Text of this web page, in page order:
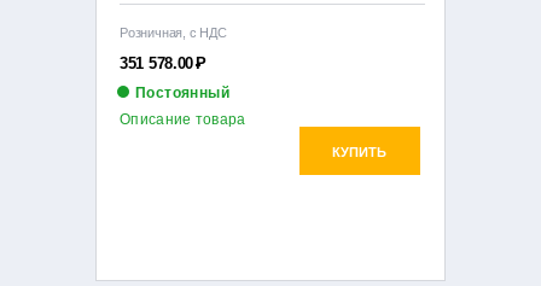
Розничная, с НДС
351 578.00Р
Постоянный
КУПИТЬ
Описание товара